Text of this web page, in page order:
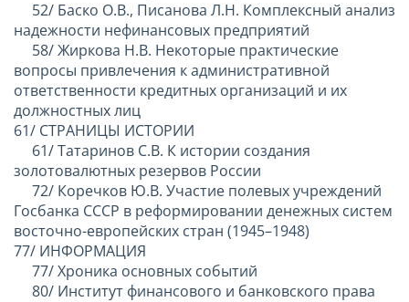
52/ Баско О.В., Писанова Л.Н. Комплексный анализ
надежности нефинансовых предприятий
58/ Жиркова Н.В. Некоторые практические
вопросы привлечения к административной
ответственности кредитных организаций и их
должностных лиц
61/ СТРАНИЦЫ ИСТОРИИ
61/ Татаринов С.В. К истории создания
золотовалютных резервов России
72/ Коречков Ю.В. Участие полевых учреждений
Госбанка СССР в реформировании денежных систем
восточно-европейских стран (1945–1948)
77/ ИНФОРМАЦИЯ
77/ Хроника основных событий
80/ Институт финансового и банковского права